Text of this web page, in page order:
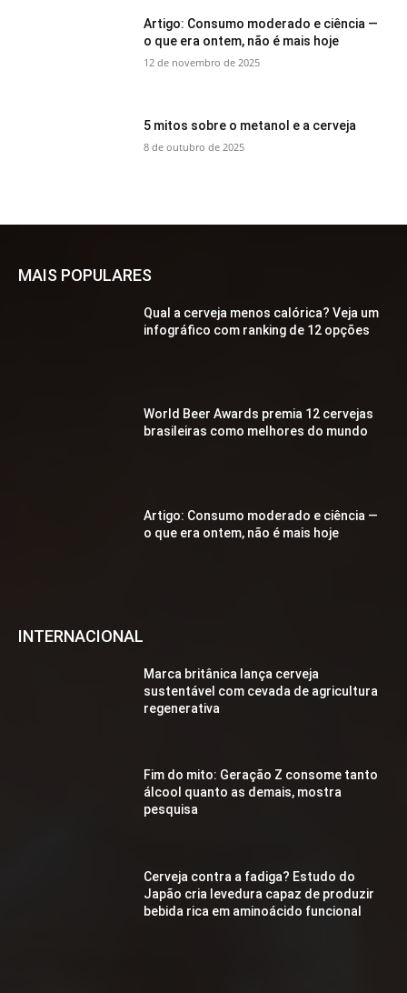
Artigo: Consumo moderado e ciência —
o que era ontem, não é mais hoje
12 de novembro de 2025
5 mitos sobre o metanol e a cerveja
8 de outubro de 2025
MAIS POPULARES
Qual a cerveja menos calórica? Veja um
infográfico com ranking de 12 opções
World Beer Awards premia 12 cervejas
brasileiras como melhores do mundo
Artigo: Consumo moderado e ciência —
o que era ontem, não é mais hoje
INTERNACIONAL
Marca britânica lança cerveja
sustentável com cevada de agricultura
regenerativa
Fim do mito: Geração Z consome tanto
álcool quanto as demais, mostra
pesquisa
Cerveja contra a fadiga? Estudo do
Japão cria levedura capaz de produzir
bebida rica em aminoácido funcional